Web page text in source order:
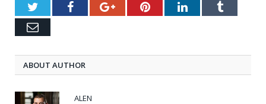
TwitterFacebookGoogle+PinterestLinkedInTumblr
Email
ABOUT AUTHOR
ALEN